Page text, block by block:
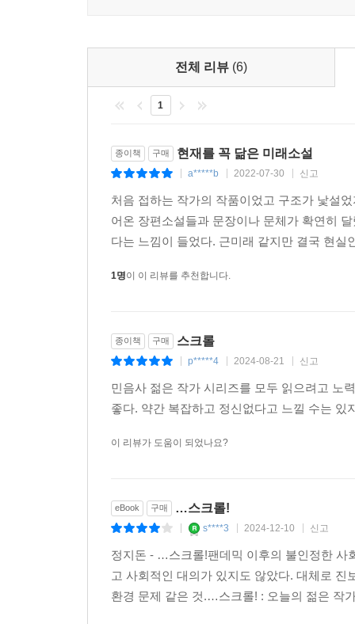
파편적 사실들로 가득 찬 현재는 이해 가능한 영
언뜻 터무니없으나 그 자체로 완결성을 갖춘 이
가짜 뉴스, 미신, 광신도를 퇴치하는 것을 업으로
접속할 수 있는 존재인 ‘존재론적 행방불명자’가
못할 수도 있지만 ‘나’는 조직의 계획대로 캔-D
될까? 조직은 마침내 진실을 마주할 수 있을까?
■우리가 할 수 있는 유일한 일
구석이 없다. 한 개인의 사연은 다른 개인의 사연
있는 현실은 오직 순간적인 접촉들, 혹은 접촉
통해 미래에 대한 새로운 시각을 제시한다. “사
구체적으로 상상해야 한다. 구체적인 건 무엇이
그 진실이 음모론에 가까울지라도. 모두에게 공
■ 작가의 말
이렇게 하나 마나 한 말을 왜 하는 걸까. 나는 책
사람에게만 이해된다.(물론 이 경우에도 진짜 이
담고 있는 의미보다 훨씬 많은 일을 한다. 어떤
그래서 나는 소설을 썼다. 앞으로도 쓸 것이다.
전체 리뷰 (6)
1
종이책 구매 현재를 꼭 닮은 미래소설
a*****b 2022-07-30 신고
처음 접하는 작가의 작품이었고 구조가 낯설
어온 장편소설들과 문장이나 문체가 확연히
다는 느낌이 들었다. 근미래 같지만 결국 현
1명이 이 리뷰를 추천합니다.
종이책 구매 스크롤
p*****4 2024-08-21 신고
민음사 젊은 작가 시리즈를 모두 읽으려고 노
좋다. 약간 복잡하고 정신없다고 느낄 수는
이 리뷰가 도움이 되었나요?
eBook 구매 …스크롤!
s****3 2024-12-10 신고
정지돈 - …스크롤!팬데믹 이후의 불인정한 사
고 사회적인 대의가 있지도 않았다. 대체로
환경 문제 같은 것.…스크롤! : 오늘의 젊은 작